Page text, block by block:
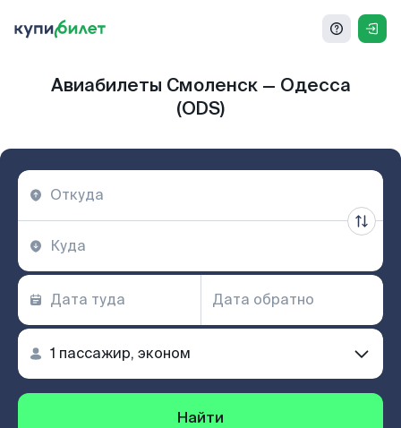
Авиабилеты Смоленск — Одесса
(ODS)
Найти